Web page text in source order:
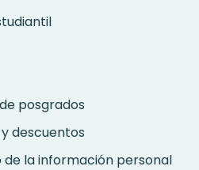
posgrados
descuentos
la información personal